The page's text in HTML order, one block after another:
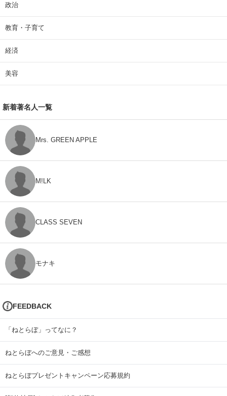
政治
教育・子育て
経済
美容
新着著名人一覧
Mrs. GREEN APPLE
M!LK
CLASS SEVEN
モナキ
FEEDBACK
「ねとらぼ」ってなに？
ねとらぼへのご意見・ご感想
ねとらぼプレゼントキャンペーン応募規約